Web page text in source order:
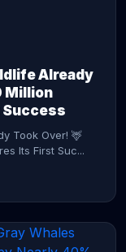
Already
Million
Success
Took Over! 🦌
Its First Suc...